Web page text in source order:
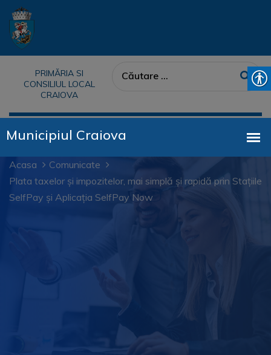
PRIMĂRIA SI
CONSILIUL LOCAL
CRAIOVA
Acasa
Comunicate
Plata taxelor și impozitelor, mai simplă și rapidă prin Stațiile
SelfPay și Aplicația SelfPay Now